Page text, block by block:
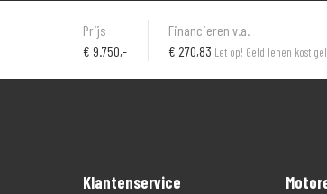
Prijs
€ 9.750,-
Financieren v.a.
€ 270,83 Let op! Geld lenen kost
Klantenservice